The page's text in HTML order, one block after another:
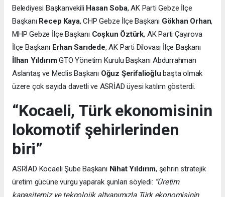
Belediyesi Başkanvekili Hasan Soba, AK Parti Gebze İlçe
Başkanı Recep Kaya, CHP Gebze İlçe Başkanı Gökhan Orhan,
MHP Gebze İlçe Başkanı Coşkun Öztürk, AK Parti Çayırova
İlçe Başkanı Erhan Sarıdede, AK Parti Dilovası İlçe Başkanı
İlhan YıldırımGTO Yönetim Kurulu Başkanı Abdurrahman
Aslantaş ve Meclis Başkanı Oğuz Şerifalioğlu başta olmak
üzere çok sayıda davetli ve ASRİAD üyesi katılım gösterdi.
“Kocaeli, Türk ekonomisinin
lokomotif şehirlerinden
biri”
ASRİAD Kocaeli Şube Başkanı Nihat Yıldırım, şehrin stratejik
üretim gücüne vurgu yaparak şunları söyledi: “Üretim
kapasitemiz ve teknolojik altyapımızla Türk ekonomisinin